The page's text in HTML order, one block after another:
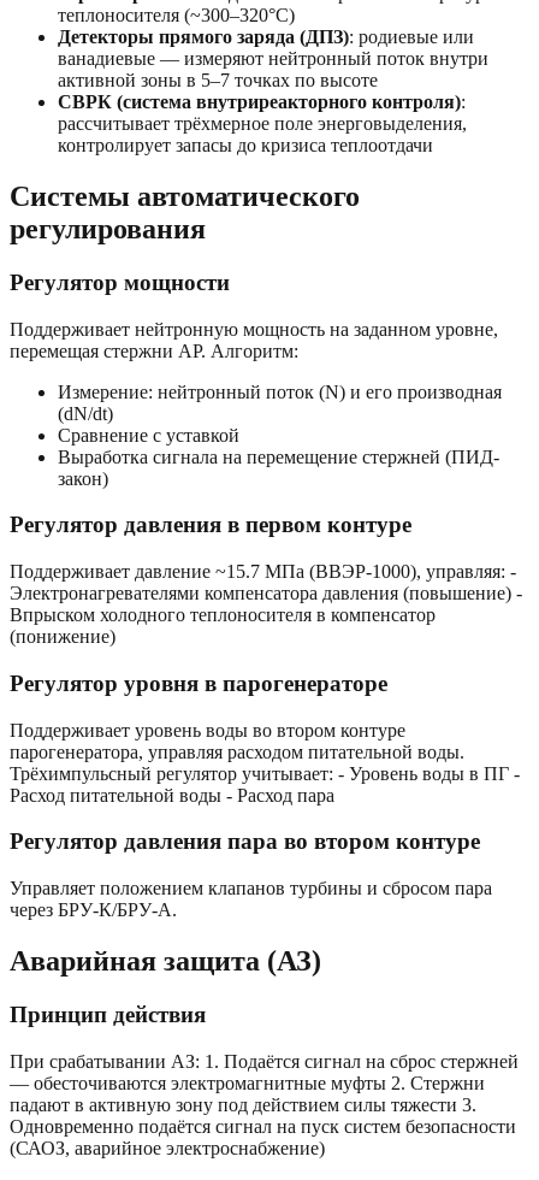
теплоносителя (~300–320°С)
Детекторы прямого заряда (ДПЗ): родиевые или
ванадиевые — измеряют нейтронный поток внутри
активной зоны в 5–7 точках по высоте
СВРК (система внутриреакторного контроля):
рассчитывает трёхмерное поле энерговыделения,
контролирует запасы до кризиса теплоотдачи
Системы автоматического
регулирования
Регулятор мощности
Поддерживает нейтронную мощность на заданном уровне,
перемещая стержни АР. Алгоритм:
Измерение: нейтронный поток (N) и его производная
(dN/dt)
Сравнение с уставкой
Выработка сигнала на перемещение стержней (ПИД-
закон)
Регулятор давления в первом контуре
Поддерживает давление ~15.7 МПа (ВВЭР-1000), управляя: -
Электронагревателями компенсатора давления (повышение) -
Впрыском холодного теплоносителя в компенсатор
(понижение)
Регулятор уровня в парогенераторе
Поддерживает уровень воды во втором контуре
парогенератора, управляя расходом питательной воды.
Трёхимпульсный регулятор учитывает: - Уровень воды в ПГ -
Расход питательной воды - Расход пара
Регулятор давления пара во втором контуре
Управляет положением клапанов турбины и сбросом пара
через БРУ-К/БРУ-А.
Аварийная защита (АЗ)
Принцип действия
При срабатывании АЗ: 1. Подаётся сигнал на сброс стержней
— обесточиваются электромагнитные муфты 2. Стержни
падают в активную зону под действием силы тяжести 3.
Одновременно подаётся сигнал на пуск систем безопасности
(САОЗ, аварийное электроснабжение)